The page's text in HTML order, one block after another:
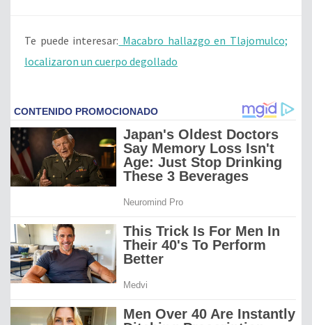
Te puede interesar: Macabro hallazgo en Tlajomulco;
localizaron un cuerpo degollado